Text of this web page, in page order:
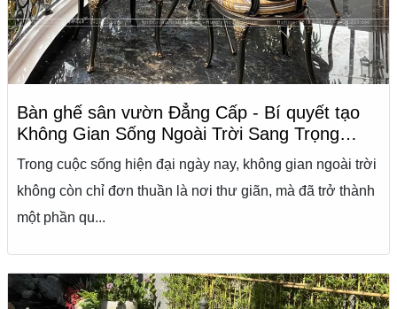
Bàn ghế sân vườn Đẳng Cấp - Bí quyết tạo
Không Gian Sống Ngoài Trời Sang Trọng
2025
Trong cuộc sống hiện đại ngày nay, không gian ngoài trời
không còn chỉ đơn thuần là nơi thư giãn, mà đã trở thành
một phần qu...